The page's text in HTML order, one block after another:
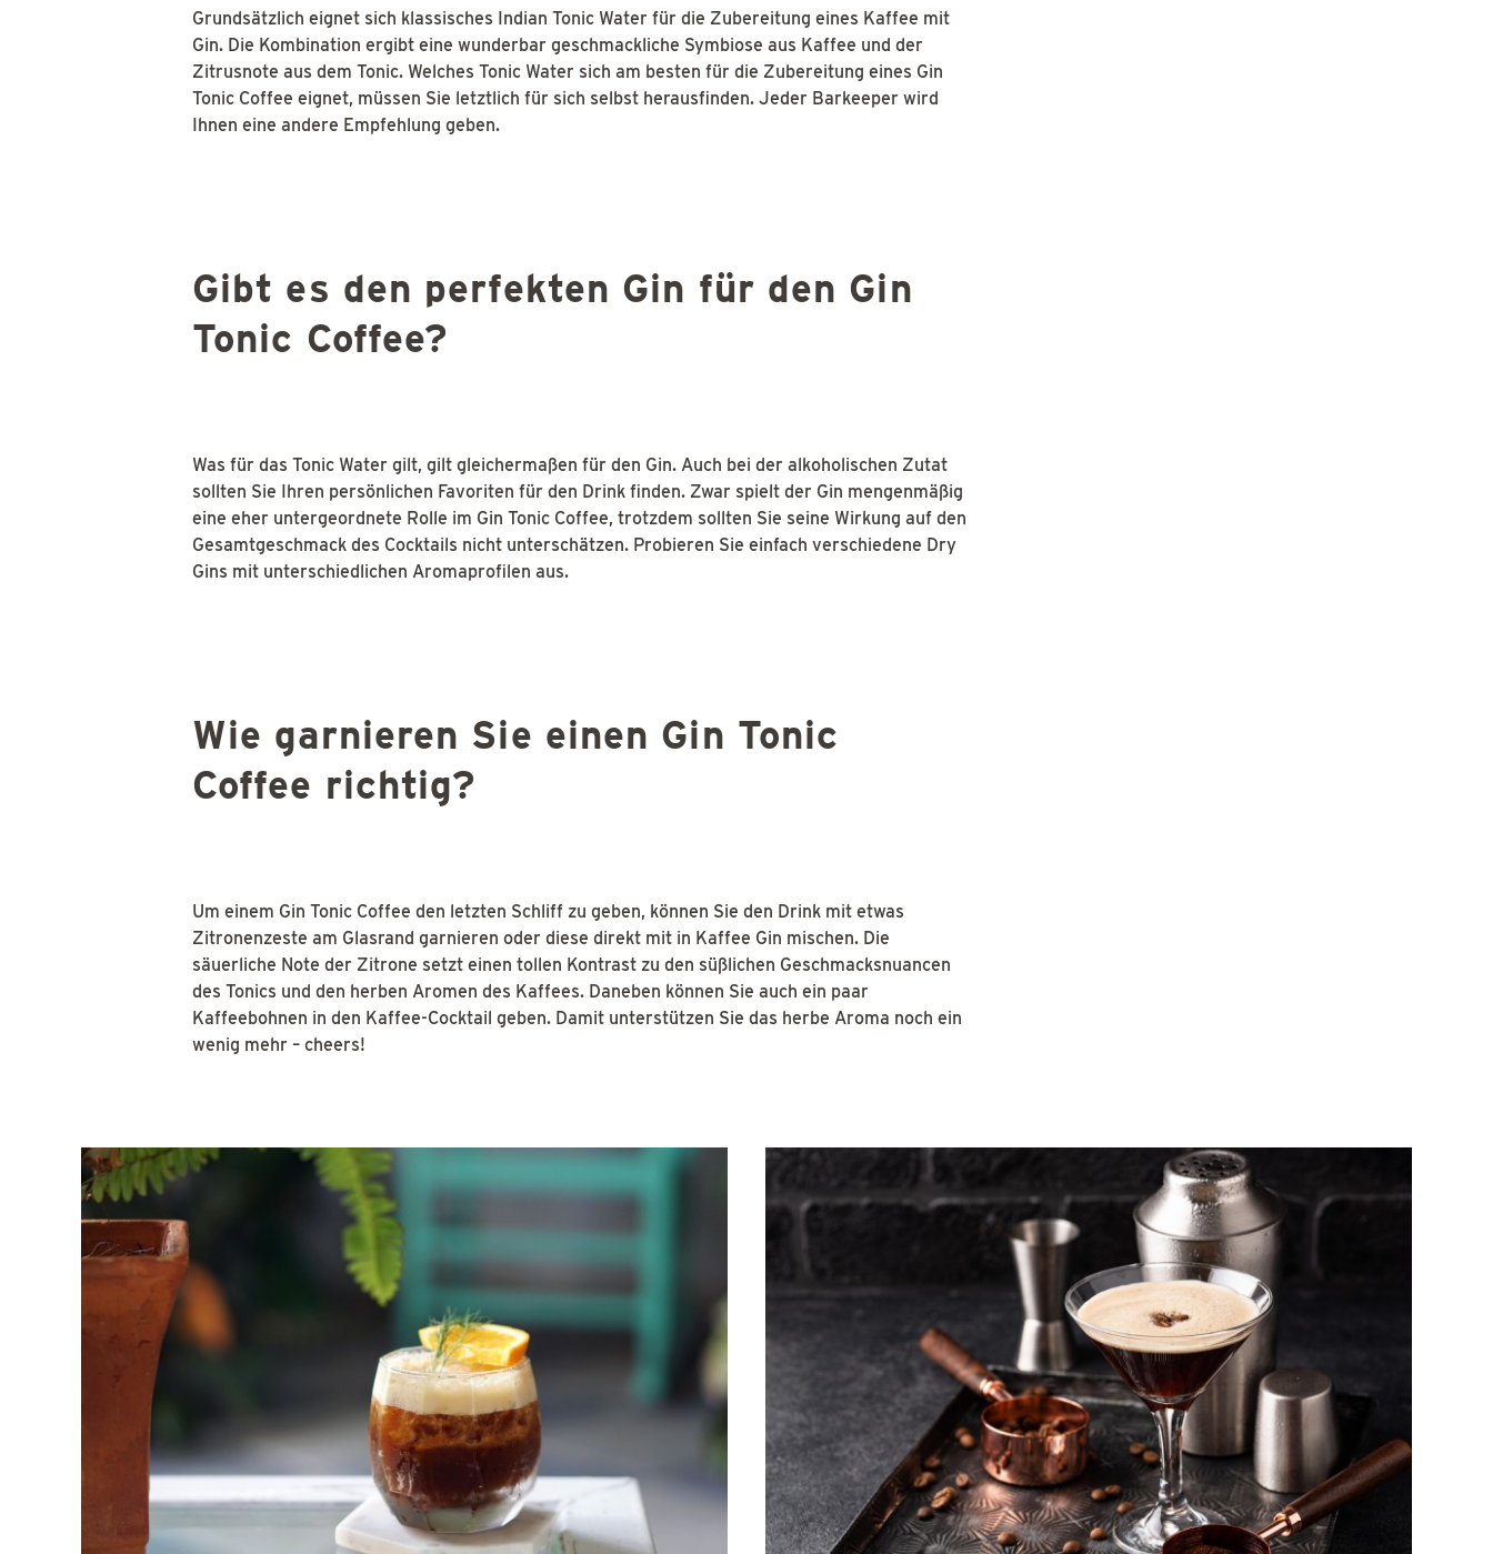
Grundsätzlich eignet sich klassisches Indian Tonic Water für die Zubereitung eines Kaffee mit
Gin. Die Kombination ergibt eine wunderbar geschmackliche Symbiose aus Kaffee und der
Zitrusnote aus dem Tonic. Welches Tonic Water sich am besten für die Zubereitung eines Gin
Tonic Coffee eignet, müssen Sie letztlich für sich selbst herausfinden. Jeder Barkeeper wird
Ihnen eine andere Empfehlung geben.
Gibt es den perfekten Gin für den Gin
Tonic Coffee?
Was für das Tonic Water gilt, gilt gleichermaßen für den Gin. Auch bei der alkoholischen Zutat
sollten Sie Ihren persönlichen Favoriten für den Drink finden. Zwar spielt der Gin mengenmäßig
eine eher untergeordnete Rolle im Gin Tonic Coffee, trotzdem sollten Sie seine Wirkung auf den
Gesamtgeschmack des Cocktails nicht unterschätzen. Probieren Sie einfach verschiedene Dry
Gins mit unterschiedlichen Aromaprofilen aus.
Wie garnieren Sie einen Gin Tonic
Coffee richtig?
Um einem Gin Tonic Coffee den letzten Schliff zu geben, können Sie den Drink mit etwas
Zitronenzeste am Glasrand garnieren oder diese direkt mit in Kaffee Gin mischen. Die
säuerliche Note der Zitrone setzt einen tollen Kontrast zu den süßlichen Geschmacksnuancen
des Tonics und den herben Aromen des Kaffees. Daneben können Sie auch ein paar
Kaffeebohnen in den Kaffee-Cocktail geben. Damit unterstützen Sie das herbe Aroma noch ein
wenig mehr – cheers!